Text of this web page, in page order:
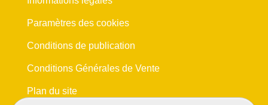
Paramètres des cookies
Conditions de publication
Conditions Générales de Vente
Plan du site